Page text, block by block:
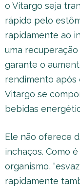
o Vitargo seja
rápido pelo
rapidamente ao
uma recuperação
garante o
rendimento após
Vitargo se
bebidas
Ele não oferece
inchaços. Como
organismo,
rapidamente